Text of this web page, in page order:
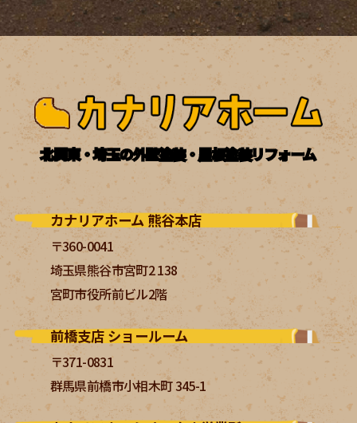
北関東・埼玉の外壁塗装・屋根塗装リフォーム
カナリアホーム 熊谷本店
〒360-0041
埼玉県熊谷市宮町2 138
宮町市役所前ビル2階
前橋支店 ショールーム
〒371-0831
群馬県前橋市小相木町 345-1